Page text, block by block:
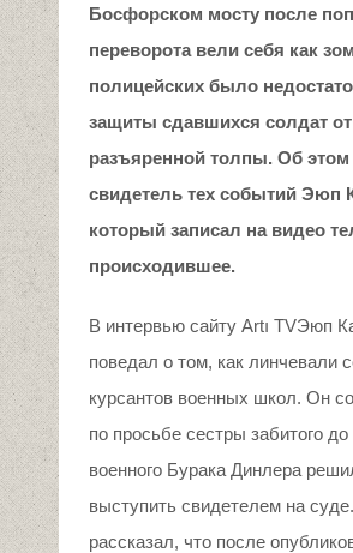
Босфорском мосту после
переворота вели себя как
полицейских было
защиты сдавшихся солдат от
разъяренной толпы. Об этом
свидетель тех событий Эюп
который записал на видео
происходившее.
В интервью сайту Artı TVЭюп
поведал о том, как линчевали
курсантов военных школ. Он
по просьбе сестры забитого
военного Бурака Динлера
выступить свидетелем на
рассказал, что после